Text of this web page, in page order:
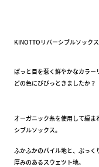
KINOTTOリバーシブルソック
ぱっと目を惹く鮮やかなカラー
どの色にびびっときましたか？
オーガニック糸を使用して編
シブルソックス。
ふかふかのパイル地と、ぷっく
厚みのあるスウェツト地。